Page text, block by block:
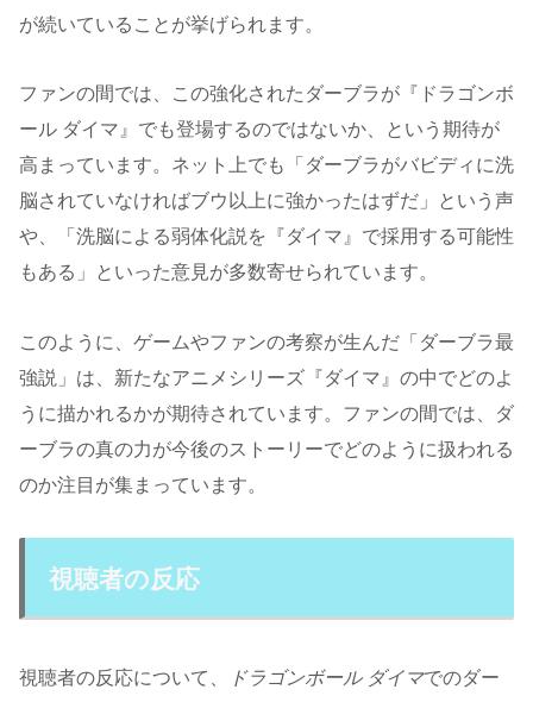
が続いていることが挙げられます。
ファンの間では、この強化されたダーブラが『ドラゴンボ
ール ダイマ』でも登場するのではないか、という期待が
高まっています。ネット上でも「ダーブラがバビディに洗
脳されていなければブウ以上に強かったはずだ」という声
や、「洗脳による弱体化説を『ダイマ』で採用する可能性
もある」といった意見が多数寄せられています​。
このように、ゲームやファンの考察が生んだ「ダーブラ最
強説」は、新たなアニメシリーズ『ダイマ』の中でどのよ
うに描かれるかが期待されています。ファンの間では、ダ
ーブラの真の力が今後のストーリーでどのように扱われる
のか注目が集まっています。
視聴者の反応
視聴者の反応について、 ドラゴンボール ダイマでのダー